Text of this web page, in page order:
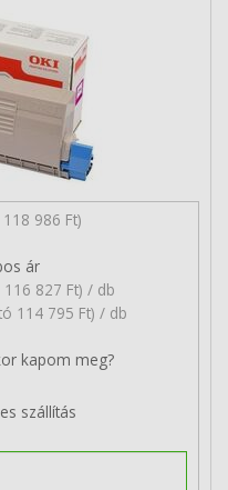
986 Ft)
ár
827 Ft) / db
114 795 Ft) / db
kapom meg?
szállítás